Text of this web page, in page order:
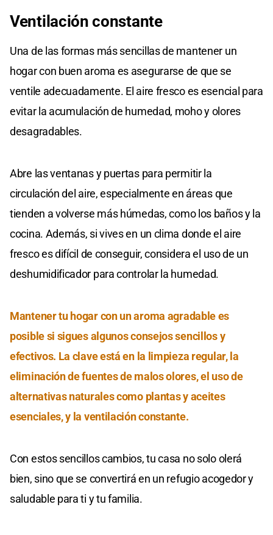
Ventilación constante
Una de las formas más sencillas de mantener un
hogar con buen aroma es asegurarse de que se
ventile adecuadamente. El aire fresco es esencial para
evitar la acumulación de humedad, moho y olores
desagradables.
Abre las ventanas y puertas para permitir la
circulación del aire, especialmente en áreas que
tienden a volverse más húmedas, como los baños y la
cocina. Además, si vives en un clima donde el aire
fresco es difícil de conseguir, considera el uso de un
deshumidificador para controlar la humedad.
Mantener tu hogar con un aroma agradable es
posible si sigues algunos consejos sencillos y
efectivos. La clave está en la limpieza regular, la
eliminación de fuentes de malos olores, el uso de
alternativas naturales como plantas y aceites
esenciales, y la ventilación constante.
Con estos sencillos cambios, tu casa no solo olerá
bien, sino que se convertirá en un refugio acogedor y
saludable para ti y tu familia.